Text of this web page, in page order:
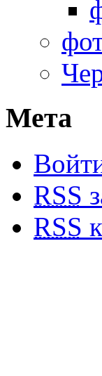
Мета
RSS
RSS